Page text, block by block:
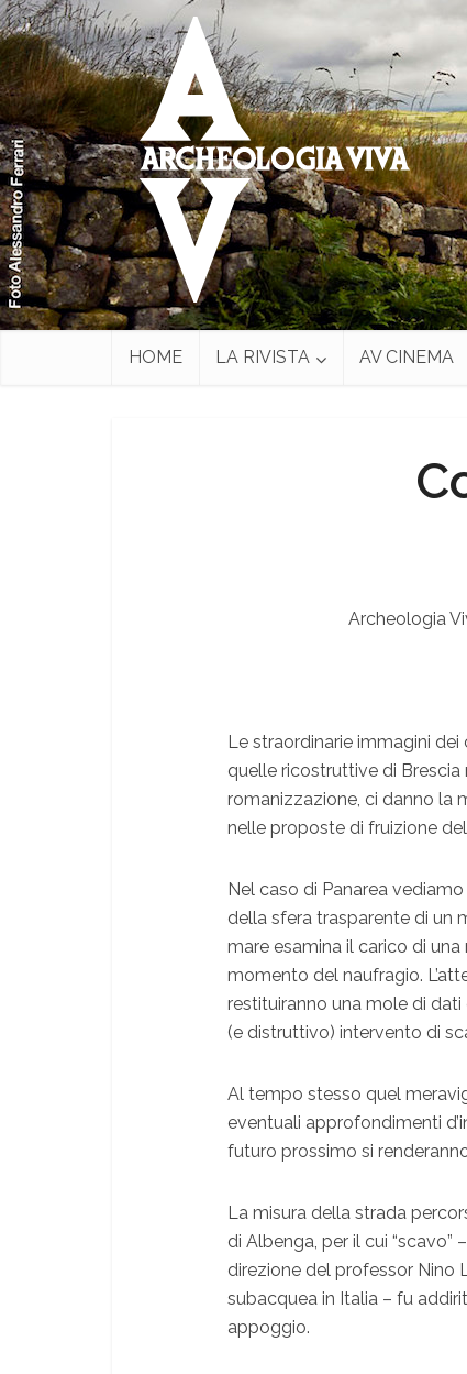
HOME LA RIVISTA AV CINEMA
Archeologia
Le straordinarie immagini
quelle ricostruttive di
romanizzazione, ci danno la
nelle proposte di fruizione
Nel caso di Panarea
della sfera trasparente di un
mare esamina il carico di
momento del naufragio.
restituiranno una mole di
(e distruttivo) intervento di
Al tempo stesso quel
eventuali approfondimenti
futuro prossimo si
La misura della strada
di Albenga, per il cui
direzione del professor Nino
subacquea in Italia – fu
appoggio.